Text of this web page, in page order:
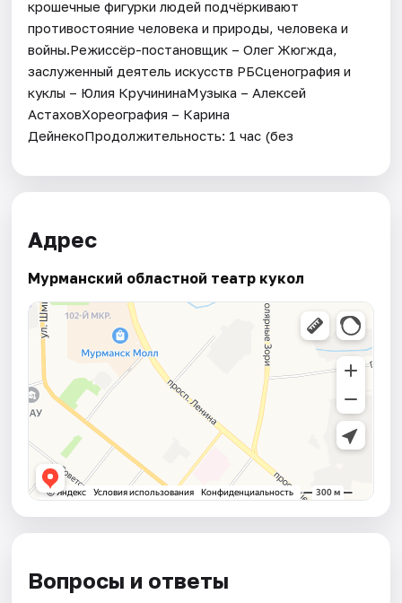
крошечные фигурки людей подчёркивают
противостояние человека и природы, человека и
войны.Режиссёр-постановщик – Олег Жюгжда,
заслуженный деятель искусств РБСценография и
куклы – Юлия КручининаМузыка – Алексей
АстаховХореография – Карина
ДейнекоПродолжительность: 1 час (без
Адрес
Мурманский областной театр кукол
Вопросы и ответы